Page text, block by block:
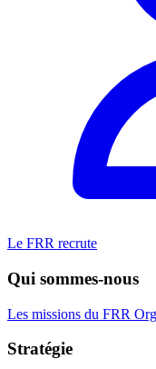
Le FRR recrute
Qui sommes-nous
Les missions du FRR
Stratégie